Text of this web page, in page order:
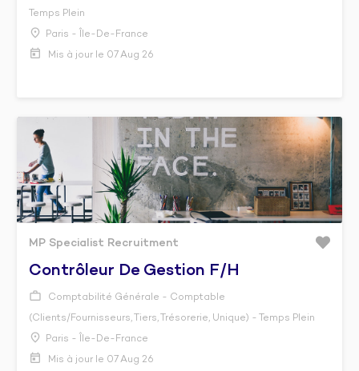
Temps Plein
Paris - Île-De-France
Mis à jour le 07 Aug 26
MP Specialist Recruitment
Contrôleur De Gestion F/h
Comptabilité Générale - Comptable
(Clients/Fournisseurs, Tiers, Trésorerie, Unique) - Temps Plein
Paris - Île-De-France
Mis à jour le 07 Aug 26